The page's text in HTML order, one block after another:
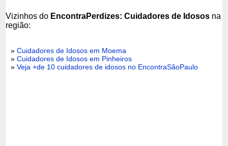
Vizinhos do EncontraPerdizes: Cuidadores de Idosos na
região:
»Cuidadores de Idosos em Moema
»Cuidadores de Idosos em Pinheiros
»Veja +de 10 cuidadores de idosos no EncontraSãoPaulo